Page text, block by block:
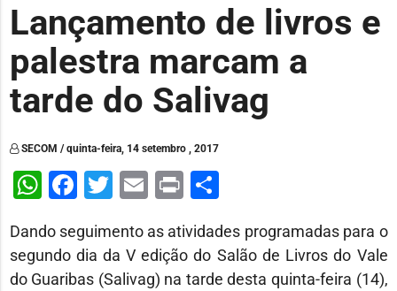
Lançamento de livros e
palestra marcam a
tarde do Salivag
SECOM / quinta-feira, 14 setembro , 2017
WhatsApp
Facebook
Twitter
Email
PrintShare
Dando seguimento as atividades programadas para o
segundo dia da V edição do Salão de Livros do Vale
do Guaribas (Salivag) na tarde desta quinta-feira (14),